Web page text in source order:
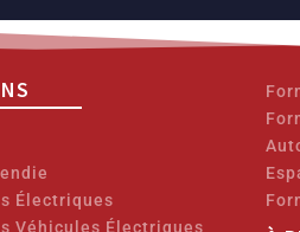
Électriques
Véhicules Électriques